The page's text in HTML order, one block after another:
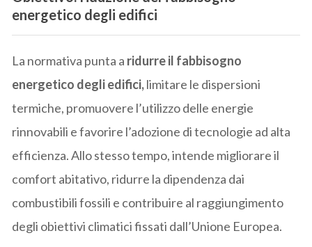
energetico degli edifici
La normativa punta a ridurre il fabbisogno
energetico degli edifici,limitare le dispersioni
termiche, promuovere l’utilizzo delle energie
rinnovabili e favorire l’adozione di tecnologie ad alta
efficienza. Allo stesso tempo, intende migliorare il
comfort abitativo, ridurre la dipendenza dai
combustibili fossili e contribuire al raggiungimento
degli obiettivi climatici fissati dall’Unione Europea.